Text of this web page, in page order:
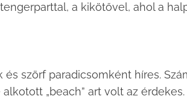
a kikötővel, ahol a
szörf paradicsomként híres.
„beach” art volt az érdekes.